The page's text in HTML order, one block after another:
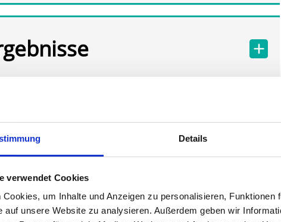
Details
verwendet Cookies
Cookies, um Inhalte und Anzeigen zu personalisieren, Funktionen
auf unsere Website zu analysieren. Außerdem geben wir